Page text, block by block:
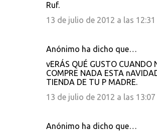
Ruf.
13 de julio de 2012 a las 12:31
Anónimo ha dicho que…
vERÁS QUÉ GUSTO CUANDO
COMPRE NADA ESTA
TIENDA DE TU P MADRE.
13 de julio de 2012 a las 13:07
Anónimo ha dicho que…